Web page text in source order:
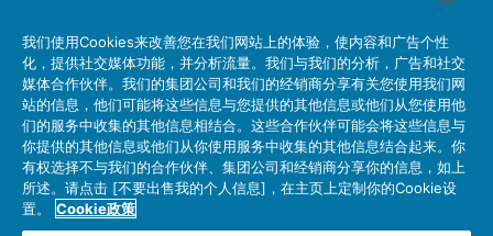
我们的公司 企业社会责任 IR消息 公司新到信息列表
产品信息新的列表
网站地图
联系我们
个人信息保护方针 JAE Cookie政策
关于利用本网站
社交媒体官方账号运营方针
我们使用Cookies来改善您在我们网站上的体验，使内容和广告个性
化，提供社交媒体功能，并分析流量。我们与我们的分析，广告和社交
媒体合作伙伴。我们的集团公司和我们的经销商分享有关您使用我们网
站的信息，他们可能将这些信息与您提供的其他信息或他们从您使用他
们的服务中收集的其他信息相结合。这些合作伙伴可能会将这些信息与
你提供的其他信息或他们从你使用服务中收集的其他信息结合起来。你
有权选择不与我们的合作伙伴、集团公司和经销商分享你的信息，如上
所述。请点击 [不要出售我的个人信息]，在主页上定制你的Cookie设
置。
Cookie政策